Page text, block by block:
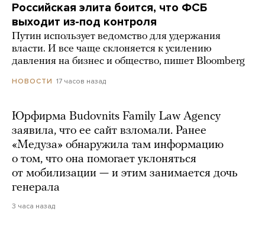
Российская элита боится, что ФСБ
выходит из-под контроля
Путин использует ведомство для удержания
власти. И все чаще склоняется к усилению
давления на бизнес и общество, пишет Bloomberg
НОВОСТИ 17 часов назад
Юрфирма Budovnits Family Law Agency
заявила, что ее сайт взломали. Ранее
«Медуза» обнаружила там информацию
о том, что она помогает уклоняться
от мобилизации — и этим занимается дочь
генерала
3 часа назад